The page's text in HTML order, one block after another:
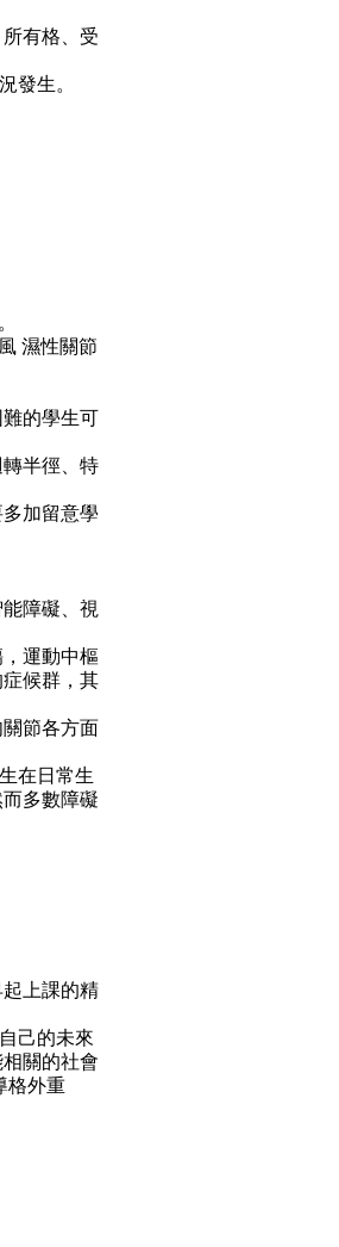
有格、受
發生。
濕性關節
的學生可
半徑、特
加留意學
障礙、視
運動中樞
候群，其
節各方面
在日常生
多數障礙
上課的精
己的未來
關的社會
格外重